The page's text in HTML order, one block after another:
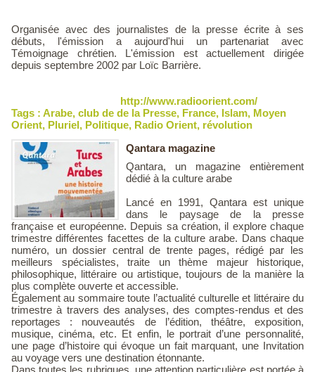
Organisée avec des journalistes de la presse écrite à ses
débuts, l'émission a aujourd'hui un partenariat avec
Témoignage chrétien. L'émission est actuellement dirigée
depuis septembre 2002 par Loïc Barrière.
http://www.radioorient.com/
Tags : Arabe, club de de la Presse, France, Islam, Moyen
Orient, Pluriel, Politique, Radio Orient, révolution
Qantara magazine
Qantara, un magazine entièrement
dédié à la culture arabe
Lancé en 1991, Qantara est unique
dans le paysage de la presse
française et européenne. Depuis sa création, il explore chaque
trimestre différentes facettes de la culture arabe. Dans chaque
numéro, un dossier central de trente pages, rédigé par les
meilleurs spécialistes, traite un thème majeur historique,
philosophique, littéraire ou artistique, toujours de la manière la
plus complète ouverte et accessible.
Également au sommaire toute l’actualité culturelle et littéraire du
trimestre à travers des analyses, des comptes-rendus et des
reportages : nouveautés de l’édition, théâtre, exposition,
musique, cinéma, etc. Et enfin, le portrait d’une personnalité,
une page d’histoire qui évoque un fait marquant, une Invitation
au voyage vers une destination étonnante.
Dans toutes les rubriques, une attention particulière est portée à